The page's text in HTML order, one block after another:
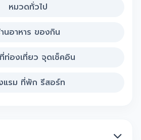
หมวดทั่วไป
นอาหาร ของกิน
ท่องเที่ยว จุดเช็คอิน
แรม ที่พัก รีสอร์ท